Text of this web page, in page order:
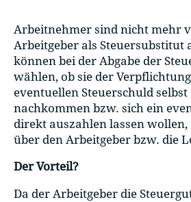
Arbeitnehmer sind nicht mehr
Arbeitgeber als Steuersubstitut
können bei der Abgabe der
wählen, ob sie der
eventuellen Steuerschuld selbst
nachkommen bzw. sich ein
direkt auszahlen lassen wollen,
über den Arbeitgeber bzw. die
Der Vorteil?
Da der Arbeitgeber die